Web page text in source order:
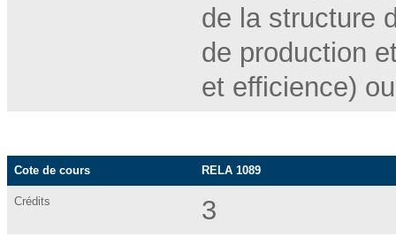
de la structure
de production
et efficience)
Cote de cours RELA 1089
Crédits 3